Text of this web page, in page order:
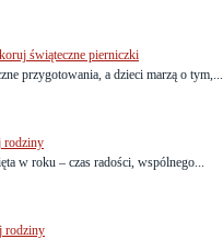
świąteczne pierniczki
przygotowania, a dzieci marzą o tym,...
rodziny
w roku – czas radości, wspólnego...
rodziny